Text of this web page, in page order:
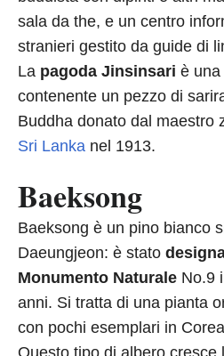
sala da the, e un centro
stranieri gestito da guide di
La pagoda Jinsinsari è una
contenente un pezzo di
Buddha donato dal maestro
Sri Lanka nel 1913.
Baeksong
Baeksong è un pino bianco
Daeungjeon: è stato
Monumento Naturale No.9
anni. Si tratta di una pianta
con pochi esemplari in